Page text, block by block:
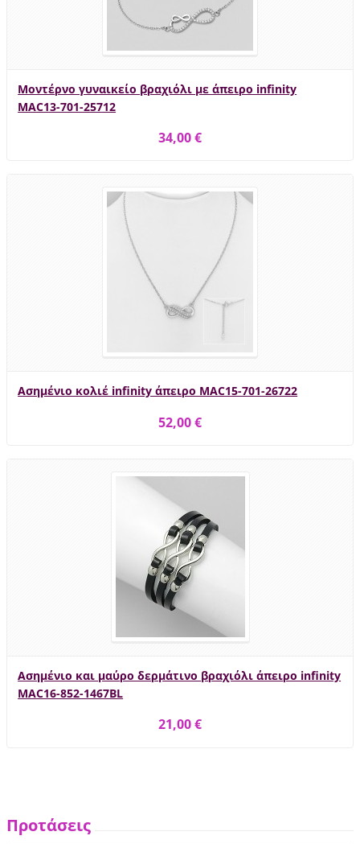
Μοντέρνο γυναικείο βραχιόλι με άπειρο infinity
MAC13-701-25712
34,00 €
Ασημένιο κολιέ infinity άπειρο MAC15-701-26722
52,00 €
Ασημένιο και μαύρο δερμάτινο βραχιόλι άπειρο infinity
MAC16-852-1467BL
21,00 €
Προτάσεις